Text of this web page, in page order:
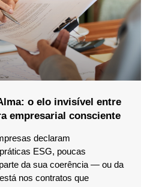
o elo invisível entre
empresarial consciente
declaram
ESG, poucas
da sua coerência — ou da
nos contratos que